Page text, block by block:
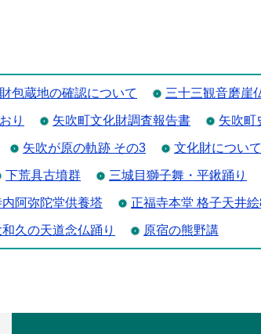
包蔵地の確認について 三十三観音磨崖
り 矢吹町文化財調査報告書 矢吹町
矢吹が原の軌跡 その3 文化財について
下荒具古墳群 三城目獅子舞・平鍬踊り
内阿弥陀堂供養塔 正福寺本堂 格子天井
和久の天道念仏踊り 原宿の熊野講